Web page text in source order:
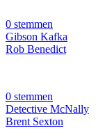
0 stemmen
Gibson Kafka
Rob Benedict
0 stemmen
Detective McNally
Brent Sexton